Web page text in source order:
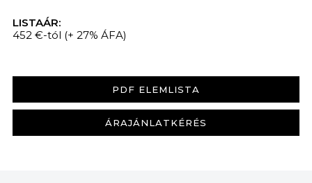
LISTAÁR:
452 €-tól (+ 27% ÁFA)
PDF ELEMLISTA
ÁRAJÁNLATKÉRÉS